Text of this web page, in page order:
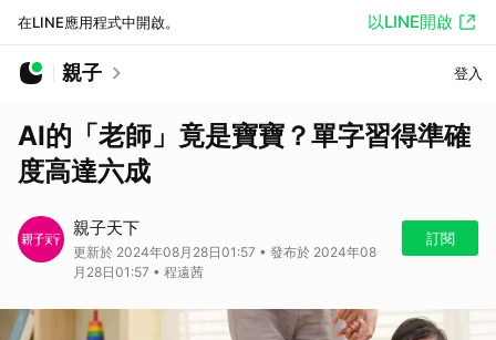
在LINE應用程式中開啟。 以LINE開啟
親子 登入
AI的「老師」竟是寶寶？單字習得準確
度高達六成
親子天下
更新於 2024年08月28日01:57 • 發布於 2024年08
月28日01:57 • 程遠茜
訂閱